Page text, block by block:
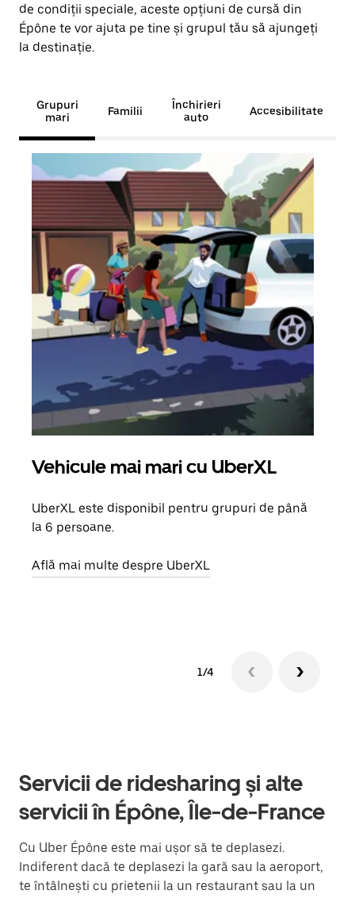
de condiții speciale, aceste opțiuni de cursă din
Épône te vor ajuta pe tine și grupul tău să ajungeți
la destinație.
Grupuri
mari
Familii
Închirieri
auto
Accesibilitate
Vehicule mai mari cu UberXL
UberXL este disponibil pentru grupuri de până
la 6 persoane.
Află mai multe despre UberXL
1/4
Servicii de ridesharing și alte
servicii în Épône, Île-de-France
Cu Uber Épône este mai ușor să te deplasezi.
Indiferent dacă te deplasezi la gară sau la aeroport,
te întâlnești cu prietenii la un restaurant sau la un